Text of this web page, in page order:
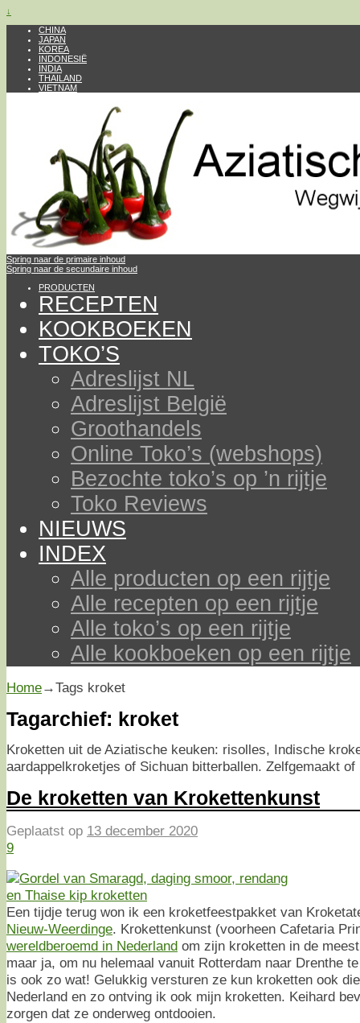
↓
CHINA
JAPAN
KOREA
INDONESIË
INDIA
THAILAND
VIETNAM
Spring naar de primaire inhoud
Spring naar de secundaire inhoud
PRODUCTEN
RECEPTEN
KOOKBOEKEN
TOKO’S
Adreslijst NL
Adreslijst België
Groothandels
Online Toko’s (webshops)
Bezochte toko’s op ’n rijtje
Toko Reviews
NIEUWS
INDEX
Alle producten op een rijtje
Alle recepten op een rijtje
Alle toko’s op een rijtje
Alle kookboeken op een rijtje
Home→Tags kroket
Tagarchief: kroket
Kroketten uit de Aziatische keuken: risolles, Indische
aardappelkroketjes of Sichuan bitterballen. Zelfgemaakt
De kroketten van Krokettenkunst
Geplaatst op 13 december 2020
9
Een tijdje terug won ik een kroketfeestpakket van
Nieuw-Weerdinge. Krokettenkunst (voorheen Cafetaria
wereldberoemd in Nederland om zijn kroketten in de
maar ja, om nu helemaal vanuit Rotterdam naar Drenthe
is ook zo wat! Gelukkig versturen ze kun kroketten ook
Nederland en zo ontving ik ook mijn kroketten. Keihard
zorgen dat ze onderweg ontdooien.